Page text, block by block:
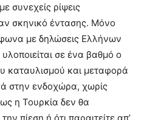
συνεχείς ρίψεις
σκηνικό έντασης. Μόνο
με δηλώσεις Ελλήνων
σε ένα βαθμό ο
καταυλισμού και μεταφορά
στην ενδοχώρα, χωρίς
η Τουρκία δεν θα
πίεση ή ότι παραιτείτε απ’